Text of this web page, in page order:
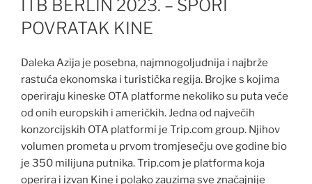
ITB BERLIN 2023. – SPORI
POVRATAK KINE
Daleka Azija je posebna, najmnogoljudnija i najbrže
rastuća ekonomska i turistička regija. Brojke s kojima
operiraju kineske OTA platforme nekoliko su puta veće
od onih europskih i američkih. Jedna od najvećih
konzorcijskih OTA platformi je Trip.com group. Njihov
volumen prometa u prvom tromjesečju ove godine bio
je 350 milijuna putnika. Trip.com je platforma koja
operira i izvan Kine i polako zauzima sve značajnije